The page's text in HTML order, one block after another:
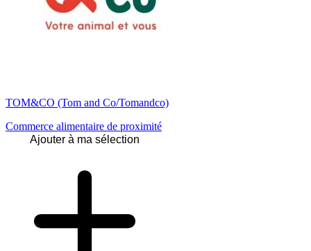
TOM&CO (Tom and Co/Tomandco)
Commerce alimentaire de proximité
Ajouter à ma sélection